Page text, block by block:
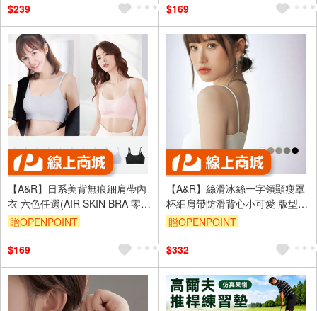
$239 $169
【A&R】日系美背無痕細肩帶內
衣 六色任選(AIR SKIN BRA 零重
力無痕 無鋼圈 舒適)
贈OPENPOINT
$169
【A&R】絲滑冰絲一字領顯瘦罩
杯細肩帶防滑背心小可愛 版型偏
小款 - 氣質白,2XL
贈OPENPOINT
$332